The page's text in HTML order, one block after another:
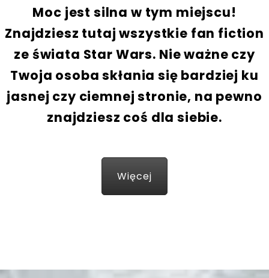
R
S
Moc jest silna w tym miejscu!
Znajdziesz tutaj wszystkie fan fiction
ze świata Star Wars. Nie ważne czy
Twoja osoba skłania się bardziej ku
jasnej czy ciemnej stronie, na pewno
znajdziesz coś dla siebie.
Więcej